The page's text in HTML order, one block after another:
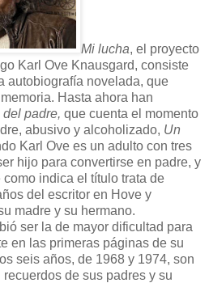
Mi lucha, el proyecto
Karl Ove Knausgard, consiste
autobiografía novelada, que
Hasta ahora han
padre, que cuenta el momento
abusivo y alcoholizado, Un
Karl Ove es un adulto con tres
hijo para convertirse en padre, y
como indica el título trata de
del escritor en Hove y
madre y su hermano.
ser la de mayor dificultad para
en las primeras páginas de su
seis años, de 1968 y 1974, son
de sus padres y su